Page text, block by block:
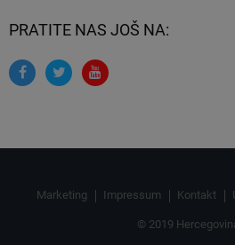
PRATITE NAS JOŠ NA:
Marketing Impressum Kontakt
© 2019